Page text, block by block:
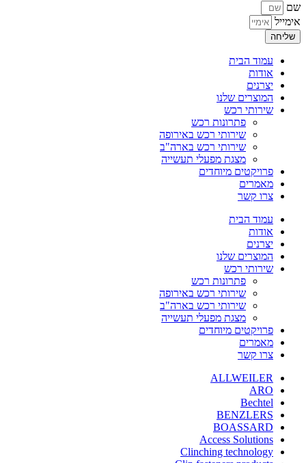
שם
אימייל
שליחה
עמוד הבית
אודות
יצרנים
המוצרים שלנו
שירותי רכש
פתרונות רכש
שירותי רכש באירופה
שירותי רכש בארה"ב
מצגת מפעלי תעשייה
פרויקטים מיוחדים
מאמרים
צרו קשר
עמוד הבית
אודות
יצרנים
המוצרים שלנו
שירותי רכש
פתרונות רכש
שירותי רכש באירופה
שירותי רכש בארה"ב
מצגת מפעלי תעשייה
פרויקטים מיוחדים
מאמרים
צרו קשר
ALLWEILER
ARO
Bechtel
BENZLERS
BOASSARD
Access Solutions
Clinching technology